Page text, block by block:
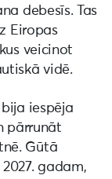
debesīs. Tas
Eiropas
veicinot
vidē.
iespēja
pārrunāt
Gūtā
gadam,